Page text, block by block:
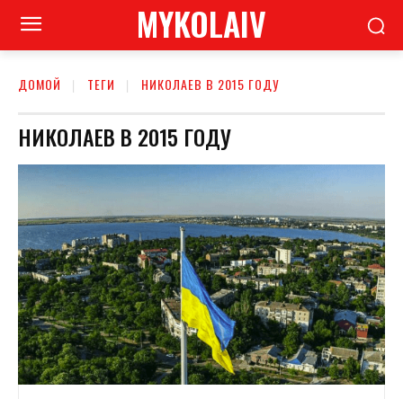
MYKOLAIV
ДОМОЙ ТЕГИ НИКОЛАЕВ В 2015 ГОДУ
НИКОЛАЕВ В 2015 ГОДУ